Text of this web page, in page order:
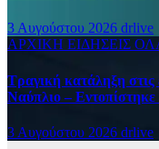
3 Αυγούστου 2026 drlive
ΑΡΧΙΚΗ ΕΙΔΗΣΕΙΣ
Τραγική κατάληξη στις
Ναύπλιο –
3 Αυγούστου 2026 drlive